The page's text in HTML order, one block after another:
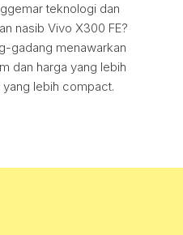
teknologi dan
nasib Vivo X300 FE?
gadang menawarkan
dan harga yang lebih
lebih compact.